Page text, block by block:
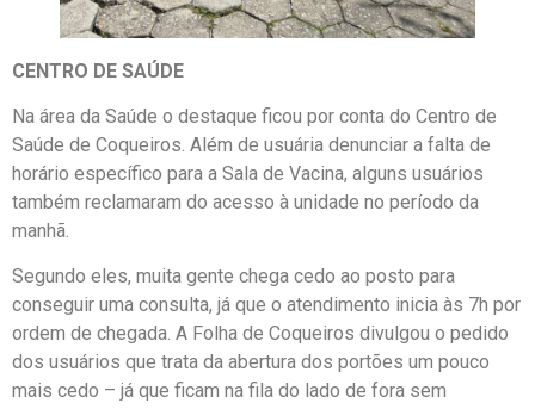
CENTRO DE SAÚDE
Na área da Saúde o destaque ficou por conta do Centro de
Saúde de Coqueiros. Além de usuária denunciar a falta de
horário específico para a Sala de Vacina, alguns usuários
também reclamaram do acesso à unidade no período da
manhã.
Segundo eles, muita gente chega cedo ao posto para
conseguir uma consulta, já que o atendimento inicia às 7h por
ordem de chegada. A Folha de Coqueiros divulgou o pedido
dos usuários que trata da abertura dos portões um pouco
mais cedo – já que ficam na fila do lado de fora sem